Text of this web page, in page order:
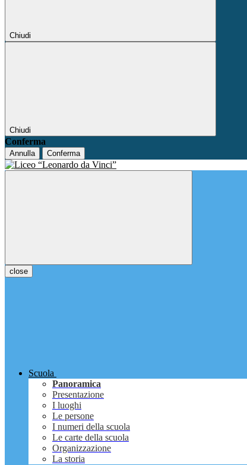
Chiudi
Chiudi
Conferma
Annulla Conferma
close
Scuola
Panoramica
Presentazione
I luoghi
Le persone
I numeri della scuola
Le carte della scuola
Organizzazione
La storia